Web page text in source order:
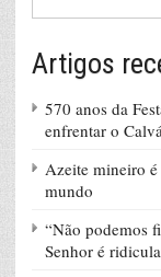
Artigos
570 anos da
enfrentar o
Azeite mineiro
mundo
“Não podemos
Senhor é